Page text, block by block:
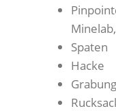
Spaten
Hacke